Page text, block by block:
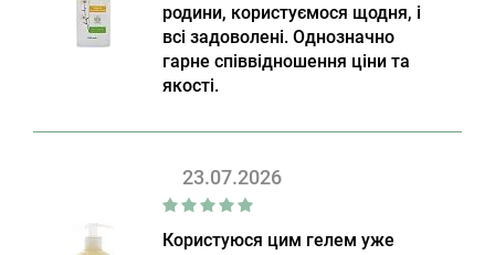
родини, користуємося щодня, і
всі задоволені. Однозначно
гарне співвідношення ціни та
якості.
23.07.2026
Користуюся цим гелем уже